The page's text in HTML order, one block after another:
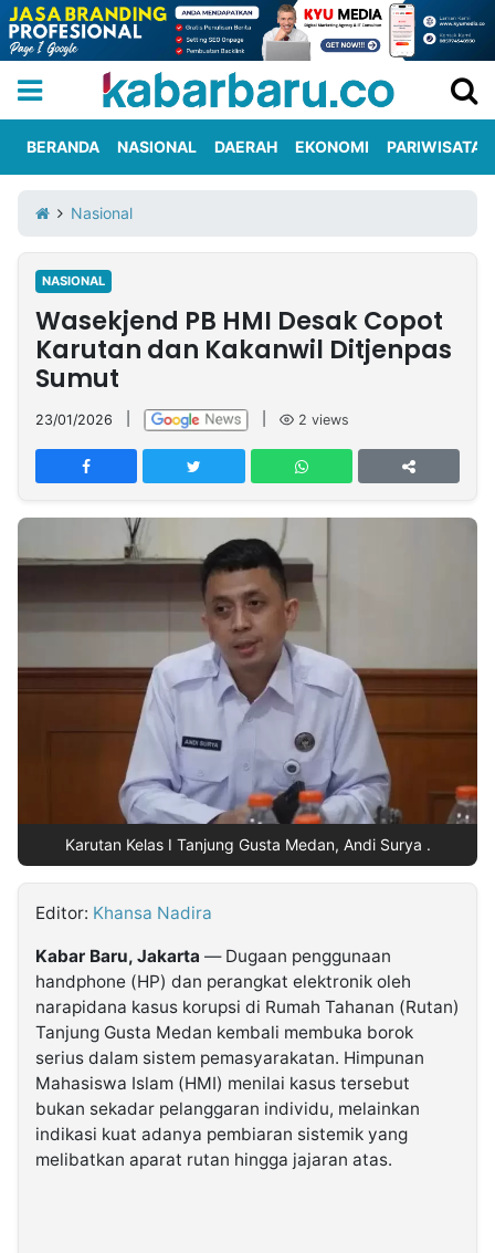
Iklan
Berita
Kami
Nasional
International
Olahraga
Entertainment
Daerah
Pariwisata
Kuliner
Kolom
Network
PT
TREETAN
INDONESIA
Partner
NTB
Time
IDN
Jogja
Rakyat
News
Notice
Baru
Kabarbaru.co
2026
Kabarbaru
BERANDA NASIONAL DAERAH EKONOMI PARIWISATA
Nasional
NASIONAL
Wasekjend PB HMI Desak Copot
Karutan dan Kakanwil Ditjenpas
Sumut
23/01/2026 2 views
Karutan Kelas I Tanjung Gusta Medan, Andi Surya .
Editor: Khansa Nadira
Kabar Baru, Jakarta — Dugaan penggunaan
handphone (HP) dan perangkat elektronik oleh
narapidana kasus korupsi di Rumah Tahanan (Rutan)
Tanjung Gusta Medan kembali membuka borok
serius dalam sistem pemasyarakatan. Himpunan
Mahasiswa Islam (HMI) menilai kasus tersebut
bukan sekadar pelanggaran individu, melainkan
indikasi kuat adanya pembiaran sistemik yang
melibatkan aparat rutan hingga jajaran atas.